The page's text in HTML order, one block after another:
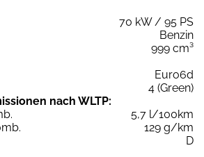
70 kW / 95 PS
Benzin
999 cm³
Euro6d
4 (Green)
nach WLTP:
5,7 l/100km
129 g/km
D